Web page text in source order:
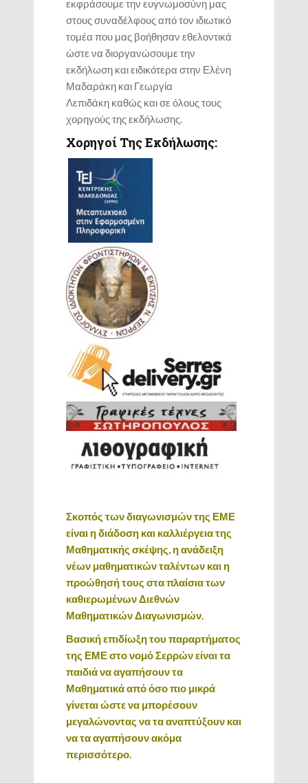
εκφράσουμε την ευγνωμοσύνη μας
στους συναδέλφους από τον ιδιωτικό
τομέα που μας βοήθησαν εθελοντικά
ώστε να διοργανώσουμε την
εκδήλωση και ειδικότερα στην Ελένη
Μαδαράκη και Γεωργία
Λεπιδάκη καθώς και σε όλους τους
χορηγούς της εκδήλωσης
Χορηγοί Της Εκδήλωσης:
Σκοπός των διαγωνισμών της ΕΜΕ
είναι η διάδοση και καλλιέργεια της
Μαθηματικής σκέψης, η ανάδειξη
νέων μαθηματικών ταλέντων και η
προώθησή τους στα πλαίσια των
καθιερωμένων Διεθνών
Μαθηματικών Διαγωνισμών.
Βασική επιδίωξη του παραρτήματος
της ΕΜΕ στο νομό Σερρών είναι τα
παιδιά να αγαπήσουν τα
Μαθηματικά από όσο πιο μικρά
γίνεται ώστε να μπορέσουν
μεγαλώνοντας να τα αναπτύξουν και
να τα αγαπήσουν ακόμα
περισσότερο.